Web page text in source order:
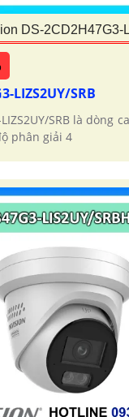
DS-2CD2H47G3-
LIZS2UY/SRB
LIZS2UY/SRB là dòng
phân giải 4